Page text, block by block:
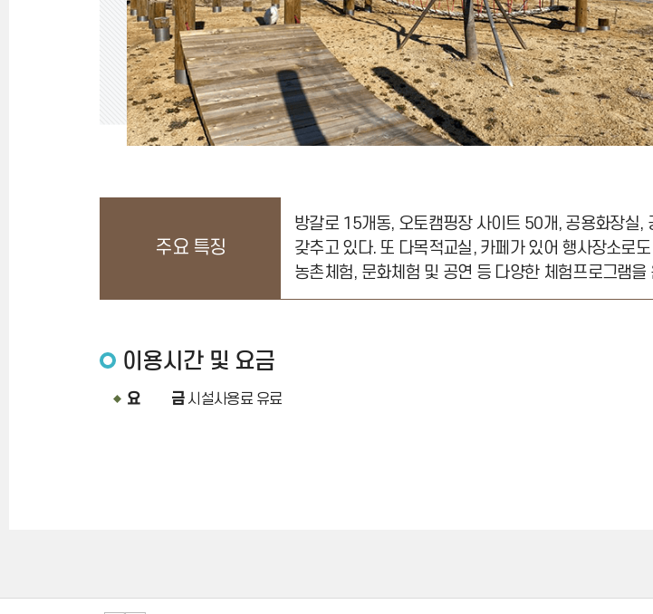
주요 특징
방갈로 15개동, 오토캠핑장 사이트 50개, 공용화장실
갖추고 있다. 또 다목적교실, 카페가 있어 행사장소로
농촌체험, 문화체험 및 공연 등 다양한 체험프로그램을
이용시간 및 요금
요 금시설사용료 유료